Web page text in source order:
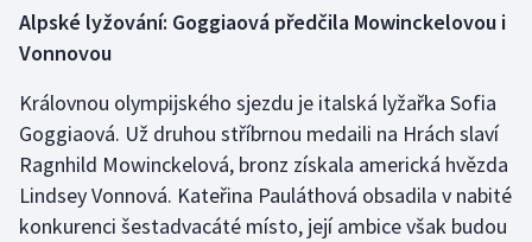
Alpské lyžování: Goggiaová předčila Mowinckelovou i
Vonnovou
Královnou olympijského sjezdu je italská lyžařka Sofia
Goggiaová. Už druhou stříbrnou medaili na Hrách slaví
Ragnhild Mowinckelová, bronz získala americká hvězda
Lindsey Vonnová. Kateřina Pauláthová obsadila v nabité
konkurenci šestadvacáté místo, její ambice však budou